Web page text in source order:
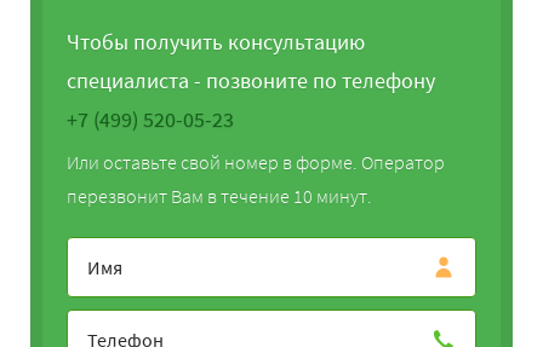
Чтобы получить консультацию
специалиста - позвоните по телефону
+7 (499) 520-05-23
Или оставьте свой номер в форме. Оператор
перезвонит Вам в течение 10 минут.